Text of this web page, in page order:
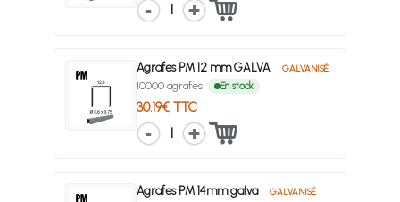
1
Agrafes PM 12 mm GALVA GALVANISÉ
10000 agrafes En stock
30.19€ TTC
1
Agrafes PM 14mm galva GALVANISÉ